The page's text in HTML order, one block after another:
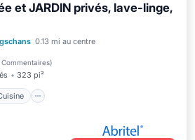
et JARDIN privés, lave-linge,
0.13 mi au centre
Commentaires)
323 pi²
Cuisine
Internet